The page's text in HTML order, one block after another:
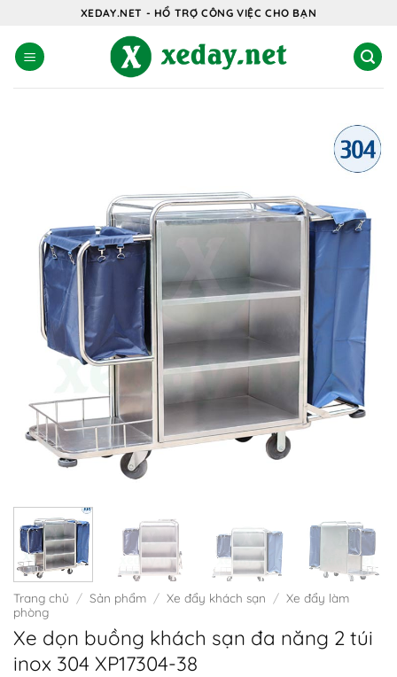
nội
dung
XEDAY.NET - HỔ TRỢ CÔNG VIỆC CHO BẠN
Trang chủ / Sản phẩm / Xe đẩy khách sạn / Xe đẩy làm
phòng
Xe dọn buồng khách sạn đa năng 2 túi
inox 304 XP17304-38